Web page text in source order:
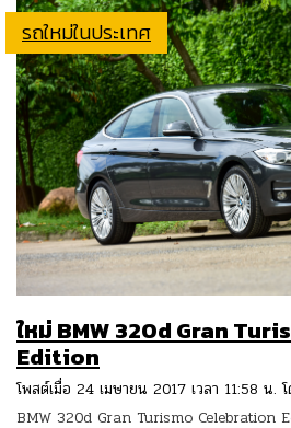
รถใหม่ในประเทศ
ใหม่ BMW 320d Gran
Edition
โพสต์เมื่อ 24 เมษายน 2017 เวลา 11:58 น.
BMW 320d Gran Turismo Celebration